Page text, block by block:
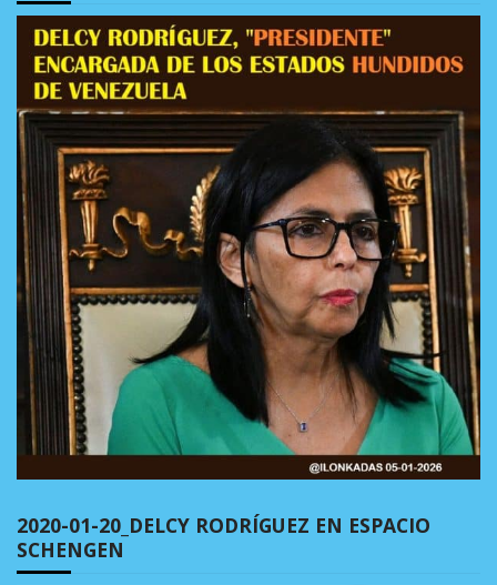
2020-01-20_DELCY RODRÍGUEZ EN ESPACIO
SCHENGEN